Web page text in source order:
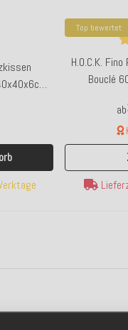
Top bewertet
H.O.C.K.
Bouclé
ab